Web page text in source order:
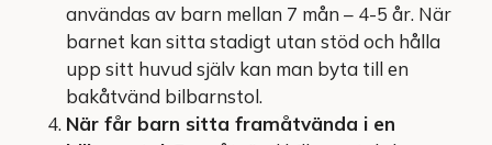
användas av barn mellan 7 mån – 4-5 år. När
barnet kan sitta stadigt utan stöd och hålla
upp sitt huvud själv kan man byta till en
bakåtvänd bilbarnstol.
När får barn sitta framåtvända i en